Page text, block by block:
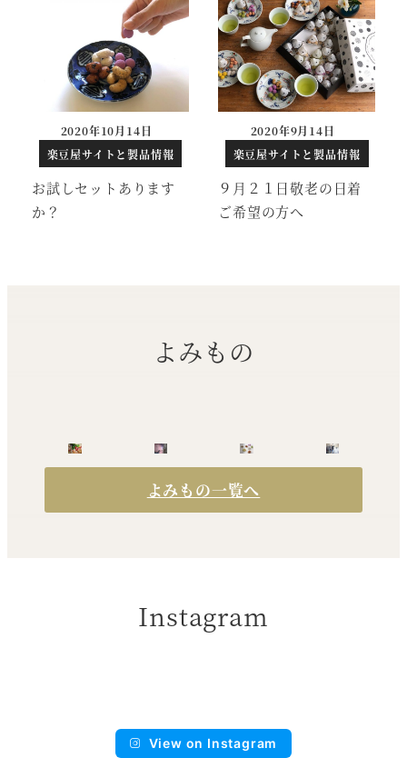
お試しセットあります
か？
投稿日
2020年10月14日
楽豆屋サイトと製品情報
９月２１日敬老の日着
ご希望の方へ
投稿日
2020年9月14日
楽豆屋サイトと製品情報
よみもの
よみもの一覧へ
Instagram
View on Instagram